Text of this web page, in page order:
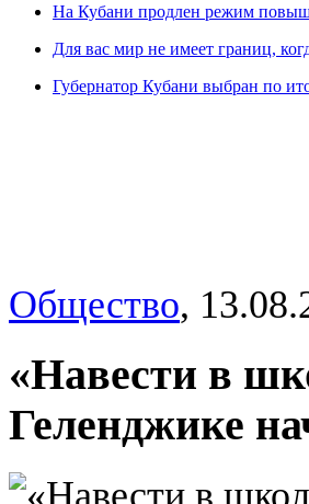
На Кубани продлен режим
Для вас мир не имеет границ,
Губернатор Кубани выбран по
Общество,
«Навести в
Геленджике